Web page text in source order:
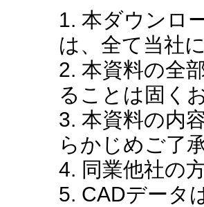
1. 本ダウンロ
は、全て当社
2. 本資料の全
ることは固く
3. 本資料の内
らかじめご了
4. 同業他社の
5. CADデータ